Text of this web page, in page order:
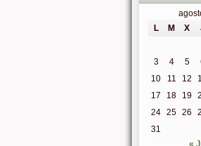
L
M X
3
4 5
10
11 12
17
18 19
24 25 26
31